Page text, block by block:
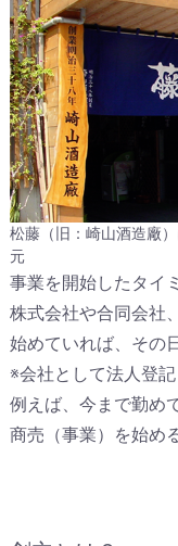
松藤（旧：崎山酒造廠
元
事業を開始したタイ
株式会社や合同会社
始めていれば、その
※会社として法人登
例えば、今まで勤め
商売（事業）を始め